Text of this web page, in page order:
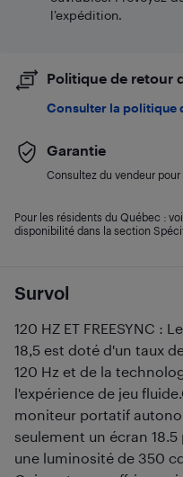
Survol
120 HZ ET FREESYNC :
18,5 est doté d'un taux
120 Hz et de la
l'expérience de jeu
moniteur portatif
seulement un écran
une luminosité de 350
l’expédition.
Politique de retour
Consulter la politique
Garantie
Consultez du vendeur pour
Pour les résidents du Québec :
disponibilité dans la section